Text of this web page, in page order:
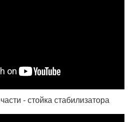
- стойка стабилизатора